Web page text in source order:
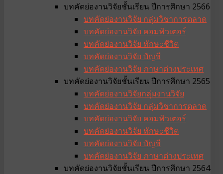
บทคัดย่องานวิจัยชั้นเรียน ปีการศึกษา 2566
บทคัดย่องานวิจัย กลุ่มวิชาการตลาด
บทคัดย่องานวิจัย คอมพิวเตอร์
บทคัดย่องานวิจัย ทักษะชีวิต
บทคัดย่องานวิจัย บัญชี
บทคัดย่องานวิจัย ภาษาต่างประเทศ
บทคัดย่องานวิจัยชั้นเรียน ปีการศึกษา 2565
บทคัดย่องานวิจัยกลุ่มงานวิจัย
บทคัดย่องานวิจัย กลุ่มวิชาการตลาด
บทคัดย่องานวิจัย คอมพิวเตอร์
บทคัดย่องานวิจัย ทักษะชีวิต
บทคัดย่องานวิจัย บัญชี
บทคัดย่องานวิจัย ภาษาต่างประเทศ
บทคัดย่องานวิจัยชั้นเรียน ปีการศึกษา 2564